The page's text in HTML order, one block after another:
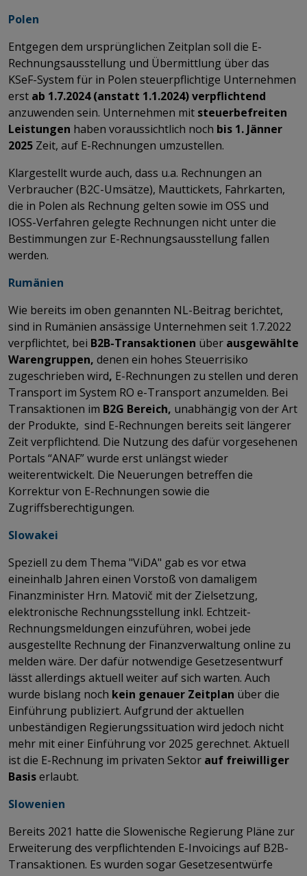
Polen
Entgegen dem ursprünglichen Zeitplan soll die E-
Rechnungsausstellung und Übermittlung über das
KSeF-System für in Polen steuerpflichtige Unternehmen
erst ab 1.7.2024 (anstatt 1.1.2024) verpflichtend
anzuwenden sein. Unternehmen mit steuerbefreiten
Leistungen haben voraussichtlich noch bis 1. Jänner
2025 Zeit, auf E-Rechnungen umzustellen.
Klargestellt wurde auch, dass u.a. Rechnungen an
Verbraucher (B2C-Umsätze), Mauttickets, Fahrkarten,
die in Polen als Rechnung gelten sowie im OSS und
IOSS-Verfahren gelegte Rechnungen nicht unter die
Bestimmungen zur E-Rechnungsausstellung fallen
werden.
Rumänien
Wie bereits im oben genannten NL-Beitrag berichtet,
sind in Rumänien ansässige Unternehmen seit 1.7.2022
verpflichtet, bei B2B-Transaktionen über ausgewählte
Warengruppen, denen ein hohes Steuerrisiko
zugeschrieben wird, E-Rechnungen zu stellen und deren
Transport im System RO e-Transport anzumelden. Bei
Transaktionen im B2G Bereich, unabhängig von der Art
der Produkte, sind E-Rechnungen bereits seit längerer
Zeit verpflichtend. Die Nutzung des dafür vorgesehenen
Portals “ANAF” wurde erst unlängst wieder
weiterentwickelt. Die Neuerungen betreffen die
Korrektur von E-Rechnungen sowie die
Zugriffsberechtigungen.
Slowakei
Speziell zu dem Thema "ViDA" gab es vor etwa
eineinhalb Jahren einen Vorstoß von damaligem
Finanzminister Hrn. Matovič mit der Zielsetzung,
elektronische Rechnungsstellung inkl. Echtzeit-
Rechnungsmeldungen einzuführen, wobei jede
ausgestellte Rechnung der Finanzverwaltung online zu
melden wäre. Der dafür notwendige Gesetzesentwurf
lässt allerdings aktuell weiter auf sich warten. Auch
wurde bislang noch kein genauer Zeitplan über die
Einführung publiziert. Aufgrund der aktuellen
unbeständigen Regierungssituation wird jedoch nicht
mehr mit einer Einführung vor 2025 gerechnet. Aktuell
ist die E-Rechnung im privaten Sektor auf freiwilliger
Basiserlaubt.
Slowenien
Bereits 2021 hatte die Slowenische Regierung Pläne zur
Erweiterung des verpflichtenden E-Invoicings auf B2B-
Transaktionen. Es wurden sogar Gesetzesentwürfe